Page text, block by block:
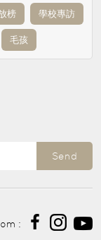
榜 學校專訪
毛孩
Send
: